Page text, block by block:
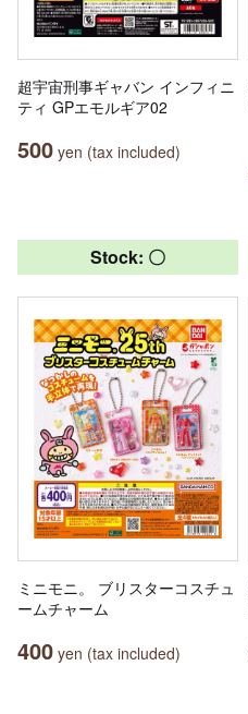
超宇宙刑事ギャバン インフィニ
ティ GPエモルギア02
500 yen (tax included)
Stock: 〇
ミニモニ。 ブリスターコスチュ
ームチャーム
400 yen (tax included)